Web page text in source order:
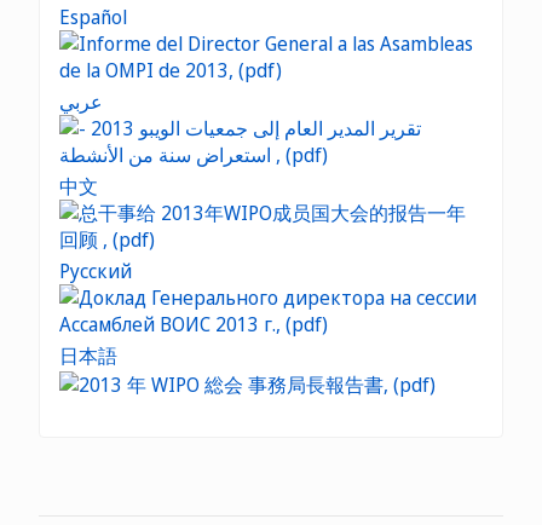
Español
عربي
中文
Русский
日本語